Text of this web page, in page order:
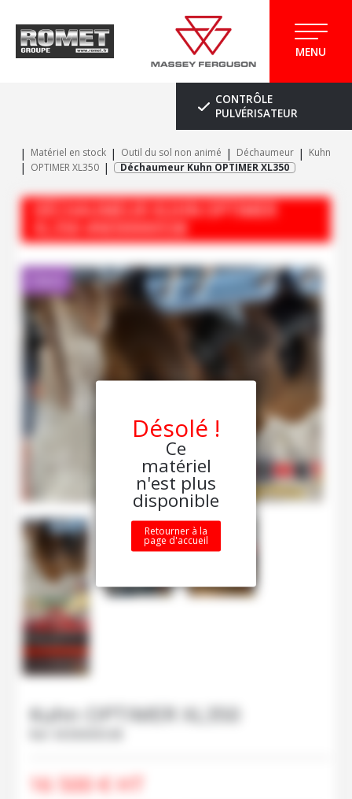
MENU
CONTRÔLE
PULVÉRISATEUR
Matériel en stock Outil du sol non animé Déchaumeur
Kuhn
OPTIMER XL350
Déchaumeur Kuhn OPTIMER XL350
KUHN OPTIMER
#M30000538
Kuhn OPTIMER XL350
16 500€HT
Désolé !
Ce
matériel
n'est plus
disponible
Retourner à la
page d'accueil